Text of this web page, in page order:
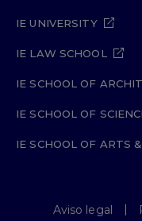
IE UNIVERSITY
IE LAW SCHOOL
IE SCHOOL OF
IE SCHOOL OF
IE SCHOOL OF ARTS
Aviso legal